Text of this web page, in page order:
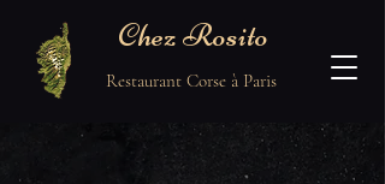
Chez Rosito
Restaurant Corse à Paris